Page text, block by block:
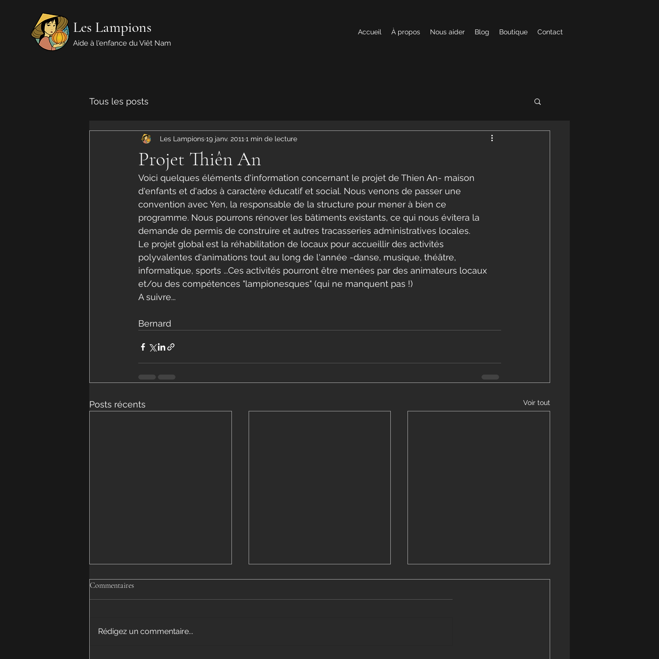
Les Lampions
Aide à l'enfance du Viêt Nam
Accueil À propos Nous aider Blog Boutique Contact
Tous les posts
Projet Thiên An
Les Lampions19 janv. 2011 1 min de lecture
Voici quelques éléments d'information concernant le projet de Thien An- maison
d'enfants et d'ados à caractère éducatif et social. Nous venons de passer une
convention avec Yen, la responsable de la structure pour mener à bien ce
programme. Nous pourrons rénover les bâtiments existants, ce qui nous évitera la
demande de permis de construire et autres tracasseries administratives locales.
Le projet global est la réhabilitation de locaux pour accueillir des activités
polyvalentes d'animations tout au long de l'année -danse, musique, théâtre,
informatique, sports ...Ces activités pourront être menées par des animateurs locaux
et/ou des compétences "lampionesques" (qui ne manquent pas !)
A suivre...
Bernard
Posts récents Voir tout
Il y a des moments...
Commentaires
Rédigez un commentaire...